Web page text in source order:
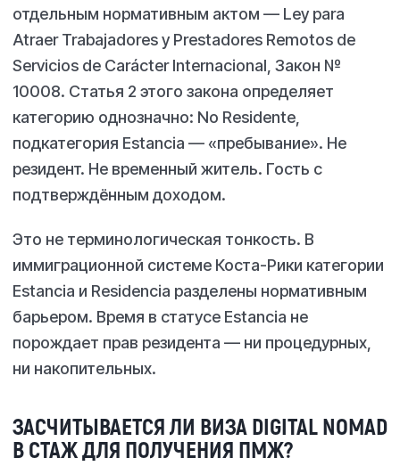
отдельным нормативным актом — Ley para
Atraer Trabajadores y Prestadores Remotos de
Servicios de Carácter Internacional, Закон №
10008. Статья 2 этого закона определяет
категорию однозначно: No Residente,
подкатегория Estancia — «пребывание». Не
резидент. Не временный житель. Гость с
подтверждённым доходом.
Это не терминологическая тонкость. В
иммиграционной системе Коста-Рики категории
Estancia и Residencia разделены нормативным
барьером. Время в статусе Estancia не
порождает прав резидента — ни процедурных,
ни накопительных.
ЗАСЧИТЫВАЕТСЯ ЛИ ВИЗА DIGITAL NOMAD
В СТАЖ ДЛЯ ПОЛУЧЕНИЯ ПМЖ?